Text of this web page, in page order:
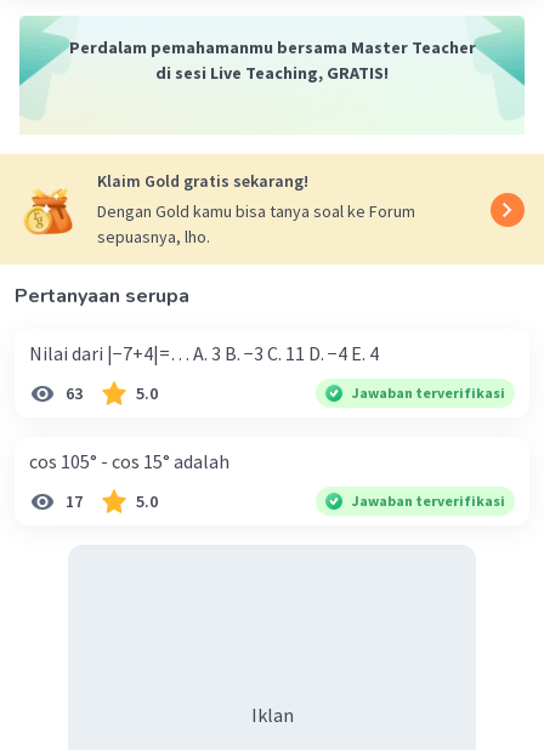
Perdalam pemahamanmu bersama Master Teacher
di sesi Live Teaching, GRATIS!
Klaim Gold gratis sekarang!
Dengan Gold kamu bisa tanya soal ke Forum
sepuasnya, lho.
Pertanyaan serupa
Nilai dari |−7+4|=… A. 3 B. −3 C. 11 D. −4 E. 4
63 5.0 Jawaban terverifikasi
cos 105° - cos 15° adalah
17 5.0 Jawaban terverifikasi
Iklan